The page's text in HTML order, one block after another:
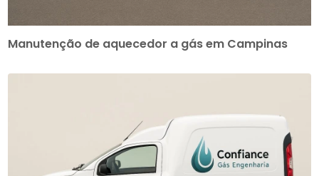
Manutenção de aquecedor a gás em Campinas